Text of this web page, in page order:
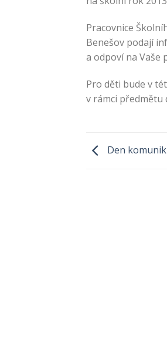
Pracovnice
Benešov podají
a odpoví na Vaše
Pro děti bude v
v rámci předmětu
Den